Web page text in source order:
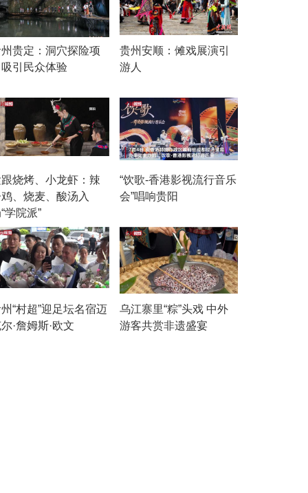
贵定：洞穴探险项
引民众体验
贵州安顺：傩戏展演引
游人
烧烤、小龙虾：辣
、烧麦、酸汤入
学院派”
“饮歌-香港影视流行音乐
会”唱响贵阳
“村超”迎足坛名宿迈
·詹姆斯·欧文
乌江寨里“粽”头戏 中外
游客共赏非遗盛宴